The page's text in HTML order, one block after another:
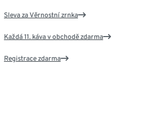
Sleva za Věrnostní zrnka
Každá 11. káva v obchodě zdarma
Registrace zdarma